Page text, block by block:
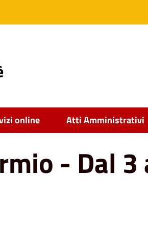
online Atti Amministrativi
2023
- Dal 3